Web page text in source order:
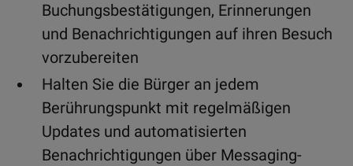
Buchungsbestätigungen, Erinnerungen
und Benachrichtigungen auf ihren Besuch
vorzubereiten
Halten Sie die Bürger an jedem
Berührungspunkt mit regelmäßigen
Updates und automatisierten
Benachrichtigungen über Messaging-